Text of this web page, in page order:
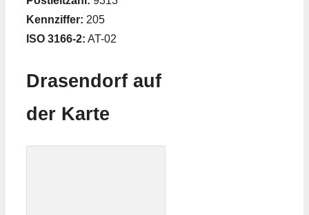
Kennziffer: 205
ISO 3166-2: AT-02
Drasendorf auf
der Karte